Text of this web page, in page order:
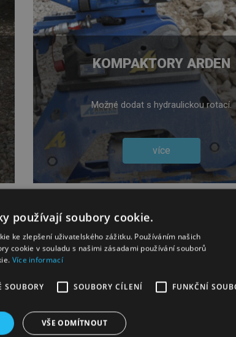
KOMPAKTORY ARDEN
Možné dodat s hydraulickou rotací.
více
používají soubory cookie.
ke zlepšení uživatelského zážitku. Používáním našich
cookie v souladu s našimi zásadami používání souborů
Více informací
SOUBORY SOUBORY CÍLENÍ FUNKČNÍ
VŠE ODMÍTNOUT